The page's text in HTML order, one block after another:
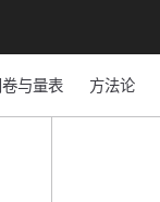
卷与量表 方法论